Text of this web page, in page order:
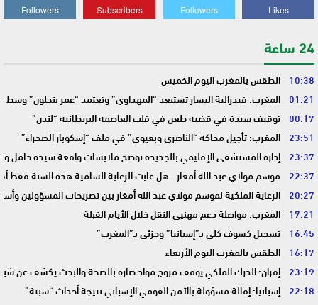
Likes
Followers
Subscribers
Followers
24 ساعة
10:38 الطقس بالمغرب اليوم الخميس
01:21 المغرب: فيدرالية اليسار تستبعد “المهداوي” وتعتمد “عمر بنجلون”
00:17 توقيف سيدة في قضية طعن في قلب العاصمة البريطانية “لندن”
23:51 المغرب: تأجيل محاكة “الناصري وبعيوي” في ملف “إسكوبار الصحراء”
23:37 إدارة المستشفى الإقليمي بالجديدة توضح ملابسات واقعة سيدة حامل
22:37 موسم مولاي عبد الله أمغار.. هل غابت الرعاية السامية هذه السنة فقط
20:27 الرعاية الملكية لموسم مولاي عبد الله أمغار بين تصريحات المسؤولين
17:21 المغرب: مواصلة دعم مهنيي النقل خلال الأيام القبلة
16:45 تسجيل كسوف كلي بـ”إسبانيا” وجزئي بـ”المغرب”
16:17 الطقس بالمغرب اليوم الأربعاء
23:19 إفران: الدرك الملكي يوقف مروج مواد ضارة بالصحة والبحث يكشف عن
22:18 إسبانيا: إقالة مسؤولة بالأمن القومي الإسباني نتيجة أحداث “سبتة”